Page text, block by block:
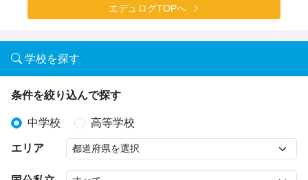
エデュログTOPへ
学校を探す
条件を絞り込んで探す
中学校 高等学校
エリア